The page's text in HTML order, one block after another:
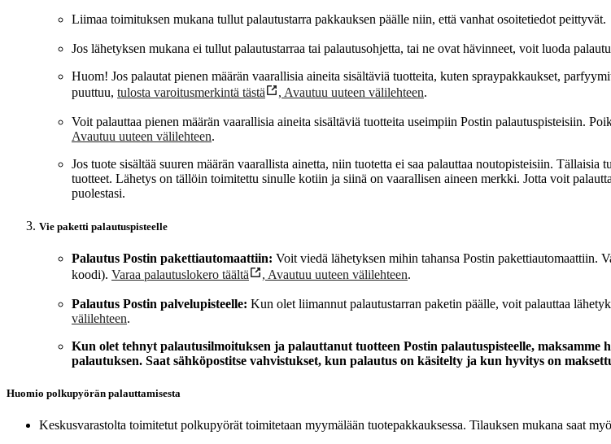
Liimaa toimituksen mukana tullut palautustarra pakkauksen päälle niin, että vanhat osoitetiedot peittyvät.
Jos lähetyksen mukana ei tullut palautustarraa tai palautusohjetta, tai ne ovat hävinneet, voit luoda
Huom! Jos palautat pienen määrän vaarallisia aineita sisältäviä tuotteita, kuten spraypakkaukset,
puuttuu, tulosta varoitusmerkintä tästä , Avautuu uuteen välilehteen.
Voit palauttaa pienen määrän vaarallisia aineita sisältäviä tuotteita useimpiin Postin palautuspisteisiin.
Avautuu uuteen välilehteen.
Jos tuote sisältää suuren määrän vaarallista ainetta, niin tuotetta ei saa palauttaa noutopisteisiin.
tuotteet. Lähetys on tällöin toimitettu sinulle kotiin ja siinä on vaarallisen aineen merkki. Jotta voit
puolestasi.
Vie paketti palautuspisteelle
Palautus Postin pakettiautomaattiin: Voit viedä lähetyksen mihin tahansa Postin pakettiautomaattiin.
koodi). Varaa palautuslokero täältä , Avautuu uuteen välilehteen.
Palautus Postin palvelupisteelle: Kun olet liimannut palautustarran paketin päälle, voit palauttaa
välilehteen.
Kun olet tehnyt palautusilmoituksen ja palauttanut tuotteen Postin palautuspisteelle, maksamme
palautuksen. Saat sähköpostitse vahvistukset, kun palautus on käsitelty ja kun hyvitys on
Huomio polkupyörän palauttamisesta
Keskusvarastolta toimitetut polkupyörät toimitetaan myymälään tuotepakkauksessa. Tilauksen mukana saat